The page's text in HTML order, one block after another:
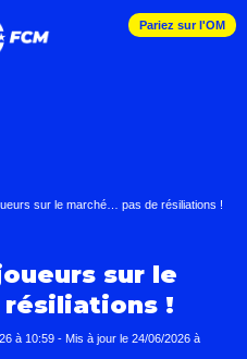
Pariez sur l'OM
sur le marché… pas de résiliations !
sur le
!
à 10:59 - Mis à jour le 24/06/2026 à